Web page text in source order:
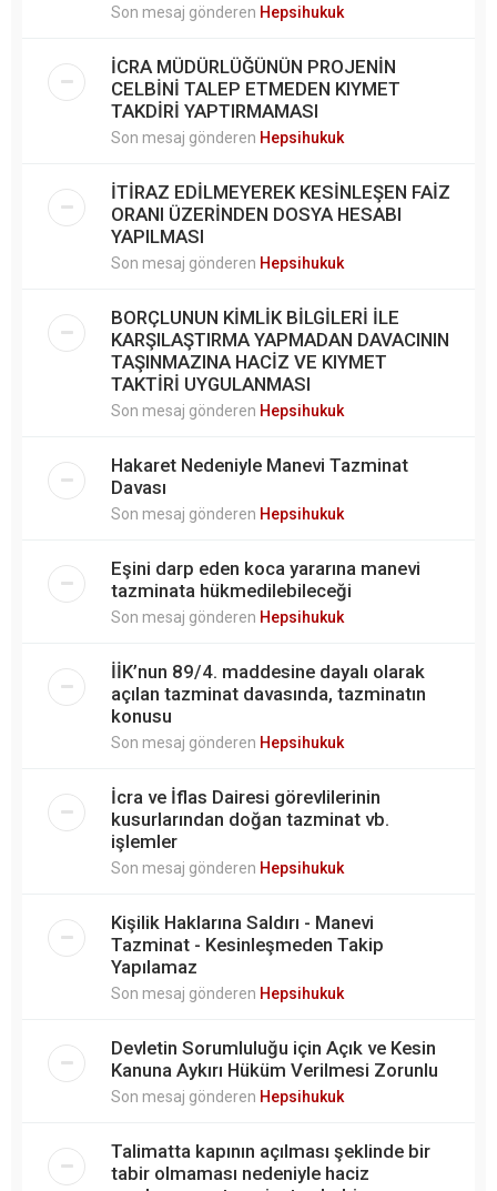
Son mesaj gönderen Hepsihukuk
İCRA MÜDÜRLÜĞÜNÜN PROJENİN
CELBİNİ TALEP ETMEDEN KIYMET
TAKDİRİ YAPTIRMAMASI
Son mesaj gönderen Hepsihukuk
İTİRAZ EDİLMEYEREK KESİNLEŞEN FAİZ
ORANI ÜZERİNDEN DOSYA HESABI
YAPILMASI
Son mesaj gönderen Hepsihukuk
BORÇLUNUN KİMLİK BİLGİLERİ İLE
KARŞILAŞTIRMA YAPMADAN DAVACININ
TAŞINMAZINA HACİZ VE KIYMET
TAKTİRİ UYGULANMASI
Son mesaj gönderen Hepsihukuk
Hakaret Nedeniyle Manevi Tazminat
Davası
Son mesaj gönderen Hepsihukuk
Eşini darp eden koca yararına manevi
tazminata hükmedilebileceği
Son mesaj gönderen Hepsihukuk
İİK’nun 89/4. maddesine dayalı olarak
açılan tazminat davasında, tazminatın
konusu
Son mesaj gönderen Hepsihukuk
İcra ve İflas Dairesi görevlilerinin
kusurlarından doğan tazminat vb.
işlemler
Son mesaj gönderen Hepsihukuk
Kişilik Haklarına Saldırı - Manevi
Tazminat - Kesinleşmeden Takip
Yapılamaz
Son mesaj gönderen Hepsihukuk
Devletin Sorumluluğu için Açık ve Kesin
Kanuna Aykırı Hüküm Verilmesi Zorunlu
Son mesaj gönderen Hepsihukuk
Talimatta kapının açılması şeklinde bir
tabir olmaması nedeniyle haciz